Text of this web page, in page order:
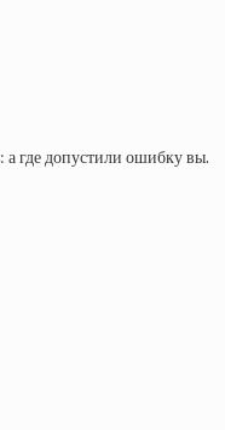
где допустили ошибку вы.